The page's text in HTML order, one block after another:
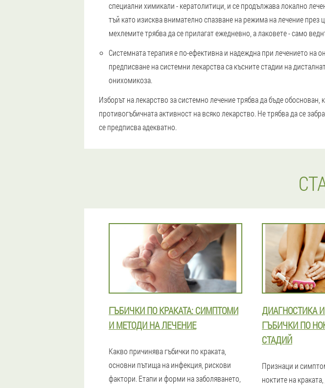
специални химикали - кератолитици, и се продължава локално
тъй като изисква внимателно спазване на режима на лечение през
мехлемите трябва да се прилагат ежедневно, а лаковете - само
Системната терапия е по-ефективна и надеждна при лечението на
предписване на системни лекарства са късните стадии на
онихомикоза.
Изборът на лекарство за системно лечение трябва да бъде
противогъбичната активност на всяко лекарство. Не трябва да се
се предписва адекватно.
ГЪБИЧКИ ПО КРАКАТА: СИМПТОМИ
И МЕТОДИ НА ЛЕЧЕНИЕ
Какво причинява гъбички по краката,
основни пътища на инфекция, рискови
фактори. Етапи и форми на заболяването,
ДИАГНОСТИКА
ГЪБИЧКИ ПО
СТАДИЙ
Признаци и
ноктите на